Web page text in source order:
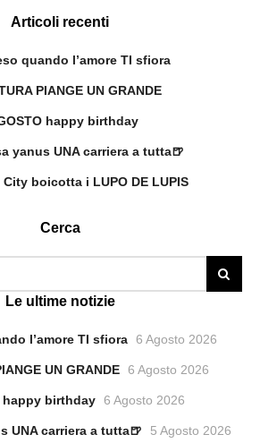
Articoli recenti
quando l’amore TI sfiora
PIANGE UN GRANDE
happy birthday
yanus UNA carriera a tutta🍺
boicotta i LUPO DE LUPIS
Cerca
Le ultime notizie
l’amore TI sfiora 6 Agosto 2026
UN GRANDE 6 Agosto 2026
happy birthday 6 Agosto 2026
UNA carriera a tutta🍺 5 Agosto 2026